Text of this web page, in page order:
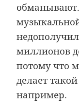
миллионов
потому что
делает
например.